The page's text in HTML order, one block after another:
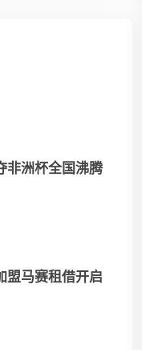
非洲杯全国沸腾
盟马赛租借开启